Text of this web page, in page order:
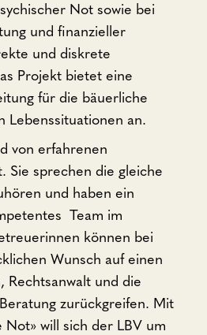
Not sowie bei
und finanzieller
und diskrete
Projekt bietet eine
für die bäuerliche
Lebenssituationen an.
von erfahrenen
Sie sprechen die gleiche
und haben ein
Team im
können bei
Wunsch auf einen
Rechtsanwalt und die
zurückgreifen. Mit
will sich der LBV um